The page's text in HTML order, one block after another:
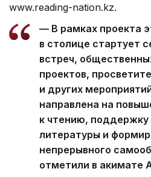
www.reading-nation.kz.
— В рамках проекта
в столице стартует
встреч,
проектов,
и других
направлена на
к чтению, поддержку
литературы и
непрерывного
отметили в акимате